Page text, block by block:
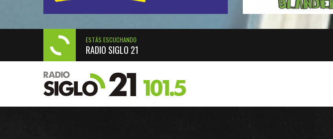
ESTÁS ESCUCHANDO
RADIO SIGLO 21